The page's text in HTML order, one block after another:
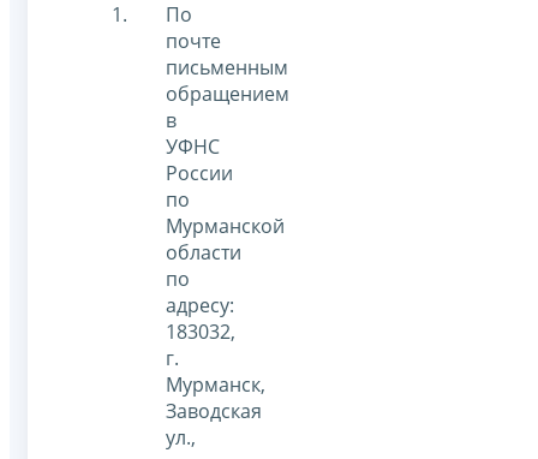
По
почте
письменным
обращением
в
УФНС
России
по
Мурманской
области
по
адресу:
183032,
г.
Мурманск,
Заводская
ул.,